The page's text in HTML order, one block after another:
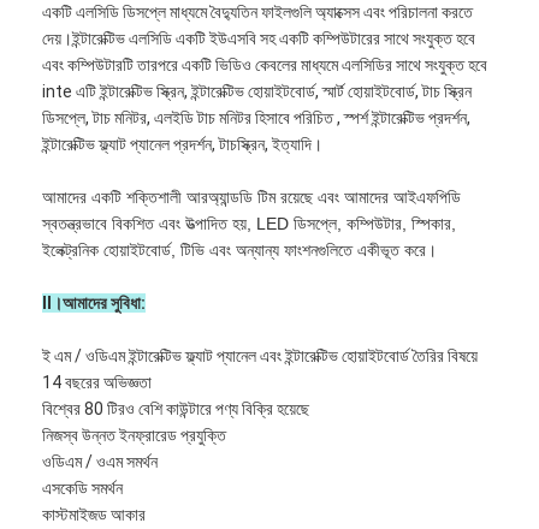
বাড়ি
পণ্য
ভিডিও
VR প্রদর্শন
আমাদের সম্পর্কে
একটি এলসিডি ডিসপ্লে মাধ্যমে বৈদ্যুতিন ফাইলগুলি অ্যাক্সেস এবং পরিচালনা করতে
দেয়।ইন্টারেক্টিভ এলসিডি একটি ইউএসবি সহ একটি কম্পিউটারের সাথে সংযুক্ত হবে
এবং কম্পিউটারটি তারপরে একটি ভিডিও কেবলের মাধ্যমে এলসিডির সাথে সংযুক্ত হবে
inte এটি ইন্টারেক্টিভ স্ক্রিন, ইন্টারেক্টিভ হোয়াইটবোর্ড, স্মার্ট হোয়াইটবোর্ড, টাচ স্ক্রিন
ডিসপ্লে, টাচ মনিটর, এলইডি টাচ মনিটর হিসাবে পরিচিত , স্পর্শ ইন্টারেক্টিভ প্রদর্শন,
ইন্টারেক্টিভ ফ্ল্যাট প্যানেল প্রদর্শন, টাচস্ক্রিন, ইত্যাদি।
আমাদের একটি শক্তিশালী আরঅ্যান্ডডি টিম রয়েছে এবং আমাদের আইএফপিডি
স্বতন্ত্রভাবে বিকশিত এবং উত্পাদিত হয়, LED ডিসপ্লে, কম্পিউটার, স্পিকার,
ইলেক্ট্রনিক হোয়াইটবোর্ড, টিভি এবং অন্যান্য ফাংশনগুলিতে একীভূত করে।
II।আমাদের সুবিধা:
ই এম / ওডিএম ইন্টারেক্টিভ ফ্ল্যাট প্যানেল এবং ইন্টারেক্টিভ হোয়াইটবোর্ড তৈরির বিষয়ে
14 বছরের অভিজ্ঞতা
বিশ্বের 80 টিরও বেশি কাউন্টারে পণ্য বিক্রি হয়েছে
নিজস্ব উন্নত ইনফ্রারেড প্রযুক্তি
ওডিএম / ওএম সমর্থন
এসকেডি সমর্থন
কাস্টমাইজড আকার